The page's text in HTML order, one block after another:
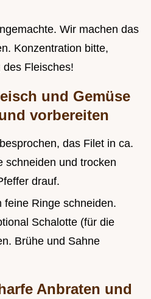
Wir machen das
Konzentration bitte,
des Fleisches!
und Gemüse
vorbereiten
das Filet in ca.
schneiden und trocken
drauf.
feine Ringe schneiden.
Schalotte (für die
Brühe und Sahne
Anbraten und